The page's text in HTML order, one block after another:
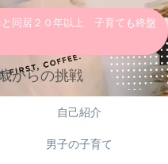
同居２０年以上 子育ても終盤
からの挑戦
自己紹介
男子の子育て